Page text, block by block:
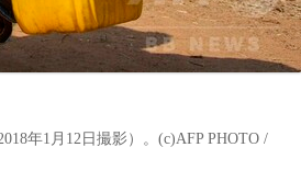
年1月12日撮影）。(c)AFP PHOTO /